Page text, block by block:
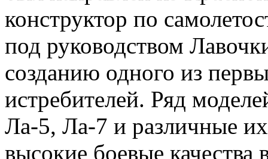
конструктор по
под руководством
созданию одного из
истребителей. Ряд
Ла-5, Ла-7 и различные
высокие боевые